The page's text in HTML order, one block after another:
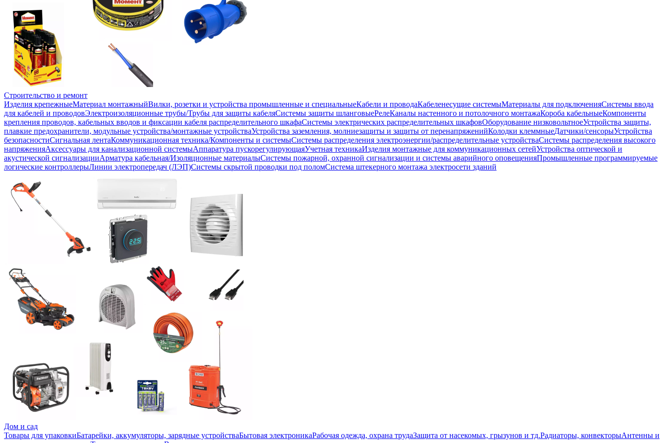
Строительство и ремонт
Изделия крепежныеМатериал монтажныйВилки, розетки и устройства промышленные и специальныеКабели и проводаКабеленесущие системыМатериалы для подключенияСистемы ввода
для кабелей и проводовЭлектроизоляционные трубы/Трубы для защиты кабеляСистемы защиты шланговыеРелеКаналы настенного и потолочного монтажаКороба кабельныеКомпоненты
крепления проводов, кабельных вводов и фиксации кабеля распределительного шкафаСистемы электрических распределительных шкафовОборудование низковольтноеУстройства защиты,
плавкие предохранители, модульные устройства/монтажные устройстваУстройства заземления, молниезащиты и защиты от перенапряженийКолодки клеммныеДатчики/сенсорыУстройства
безопасностиСигнальная лентаКоммуникационная техника/Компоненты и системыСистемы распределения электроэнергии/распределительные устройстваСистемы распределения высокого
напряженияАксессуары для канализационной системыАппаратура пускорегулирующаяУчетная техникаИзделия монтажные для коммуникационных сетейУстройства оптической и
акустической сигнализацииАрматура кабельная/Изоляционные материалыСистемы пожарной, охранной сигнализации и системы аварийного оповещенияПромышленные программируемые
логические контроллерыЛинии электропередач (ЛЭП)Системы скрытой проводки под поломСистема штекерного монтажа электросети зданий
Дом и сад
Товары для упаковкиБатарейки, аккумуляторы, зарядные устройстваБытовая электроникаРабочая одежда, охрана трудаЗащита от насекомых, грызунов и тд.Радиаторы, конвекторыАнтенны и